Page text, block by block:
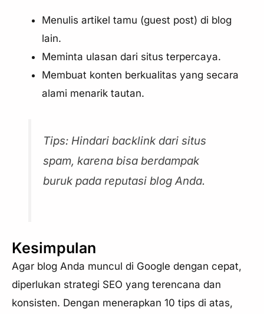
Menulis artikel tamu (guest post) di blog
lain.
Meminta ulasan dari situs terpercaya.
Membuat konten berkualitas yang secara
alami menarik tautan.
Tips: Hindari backlink dari situs
spam, karena bisa berdampak
buruk pada reputasi blog Anda.
Kesimpulan
Agar blog Anda muncul di Google dengan cepat,
diperlukan strategi SEO yang terencana dan
konsisten. Dengan menerapkan 10 tips di atas,